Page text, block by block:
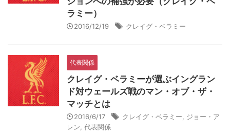
ラミー）
2016/12/19 クレイグ・ベラミー
代表関係
クレイグ・ベラミーが選ぶイングラン
ド対ウェールズ戦のマン・オブ・ザ・
マッチとは
2016/6/17 クレイグ・ベラミー
ジョー・ア
レン 代表関係